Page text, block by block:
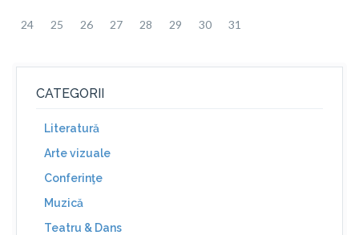
24 25 26 27 28 29 30 31
CATEGORII
Literatură
Arte vizuale
Conferinţe
Muzică
Teatru & Dans